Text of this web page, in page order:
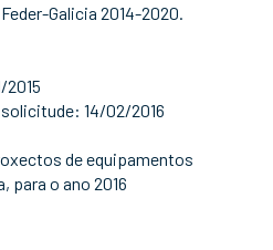
Galicia 2014-2020.
14/02/2016
de equipamentos
para o ano 2016